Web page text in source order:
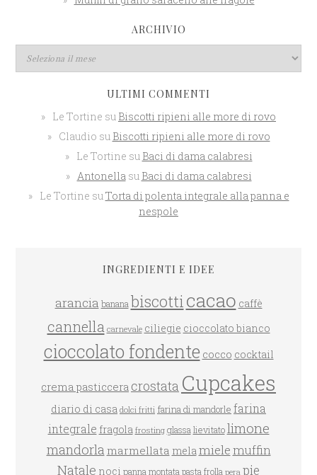
ARCHIVIO
ULTIMI COMMENTI
Le Tortine su Biscotti ripieni alle more di rovo
Claudio su Biscotti ripieni alle more di rovo
Le Tortine su Baci di dama calabresi
Antonella su Baci di dama calabresi
Le Tortine su Torta di polenta integrale alla panna e
nespole
INGREDIENTI E IDEE
arancia banana biscotticacao caffè
cannella carnevale ciliegie cioccolato bianco
cioccolato fondente cocco cocktail
crema pasticcera crostata Cupcakes
diario di casa dolci fritti farina di mandorle farina
integrale fragola frosting glassa lievitato limone
mandorla marmellata mela mielemuffin
Natale noci panna montata pasta frolla pera pie